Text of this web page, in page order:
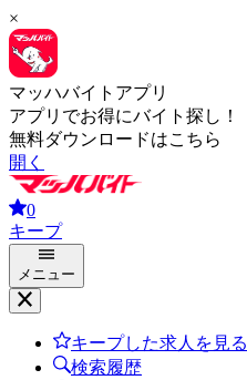
×
マッハバイトアプリ
アプリでお得にバイト探し！
無料ダウンロードはこちら
開く
0
キープ
メニュー
キープした求人を見る
検索履歴